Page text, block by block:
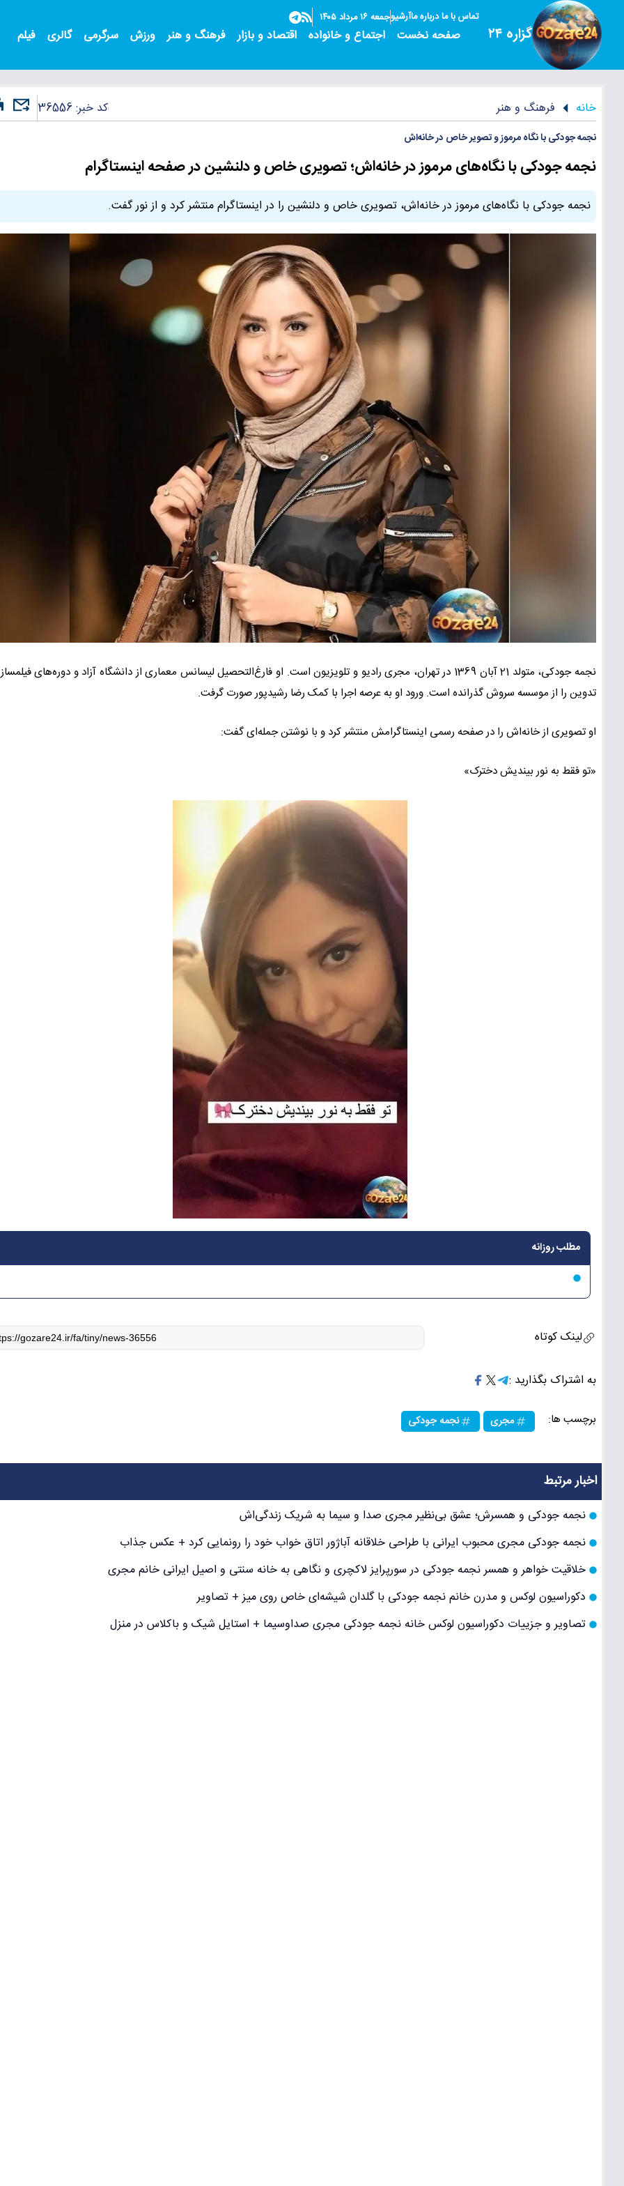
گزاره ۲۴
تماس با مادرباره ماآرشیوجمعه ۱۶ مرداد ۱۴۰۵
صفحه نخست اجتماع و خانواده اقتصاد و بازار فرهنگ و هنر ورزش سرگرمی گالری فیلم
خانه فرهنگ و هنر کد خبر:36556
نجمه جودکی با نگاه مرموز و تصویر خاص در خانه‌اش
نجمه جودکی با نگاه‌های مرموز در خانه‌اش؛ تصویری خاص و دلنشین در صفحه اینستاگرام
نجمه جودکی با نگاه‌های مرموز در خانه‌اش، تصویری خاص و دلنشین را در اینستاگرام منتشر کرد و از نور گفت.
نجمه جودکی، متولد 21 آبان 1369 در تهران، مجری رادیو و تلویزیون است. او فارغ‌التحصیل لیسانس معماری از دانشگاه آزاد و دوره‌های
تدوین را از موسسه سروش گذرانده است. ورود او به عرصه اجرا با کمک رضا رشیدپور صورت گرفت.
او تصویری از خانه‌اش را در صفحه رسمی اینستاگرامش منتشر کرد و با نوشتن جمله‌ای گفت:
«تو فقط به نور بیندیش دخترک»
مطلب روزانه
لینک کوتاه
به اشتراک بگذارید :
برچسب ها: مجری نجمه جودکی
اخبار مرتبط
نجمه جودکی و همسرش؛ عشق بی‌نظیر مجری صدا و سیما به شریک زندگی‌اش
نجمه جودکی مجری محبوب ایرانی با طراحی خلاقانه آباژور اتاق خواب خود را رونمایی کرد + عکس جذاب
خلاقیت خواهر و همسر نجمه جودکی در سورپرایز لاکچری و نگاهی به خانه سنتی و اصیل ایرانی خانم مجری
دکوراسیون لوکس و مدرن خانم نجمه جودکی با گلدان شیشه‌ای خاص روی میز + تصاویر
تصاویر و جزییات دکوراسیون لوکس خانه نجمه جودکی مجری صداوسیما + استایل شیک و باکلاس در منزل